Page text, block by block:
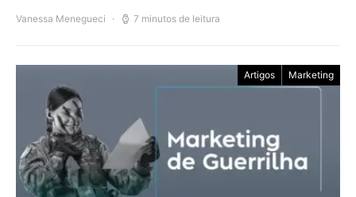
Vanessa Menegueci 7 minutos de leitura
Artigos Marketing